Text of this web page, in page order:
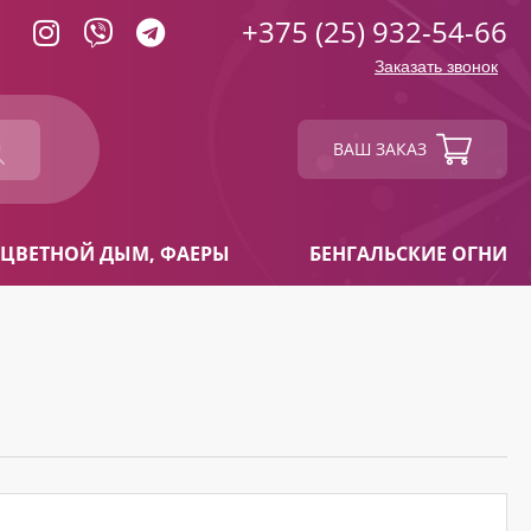
+375 (25) 932-54-66
Заказать звонок
ВАШ ЗАКАЗ
ЦВЕТНОЙ ДЫМ, ФАЕРЫ БЕНГАЛЬСКИЕ ОГНИ